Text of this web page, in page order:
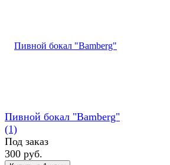
Пивной бокал "Bamberg"
(1)
Под заказ
300 руб.